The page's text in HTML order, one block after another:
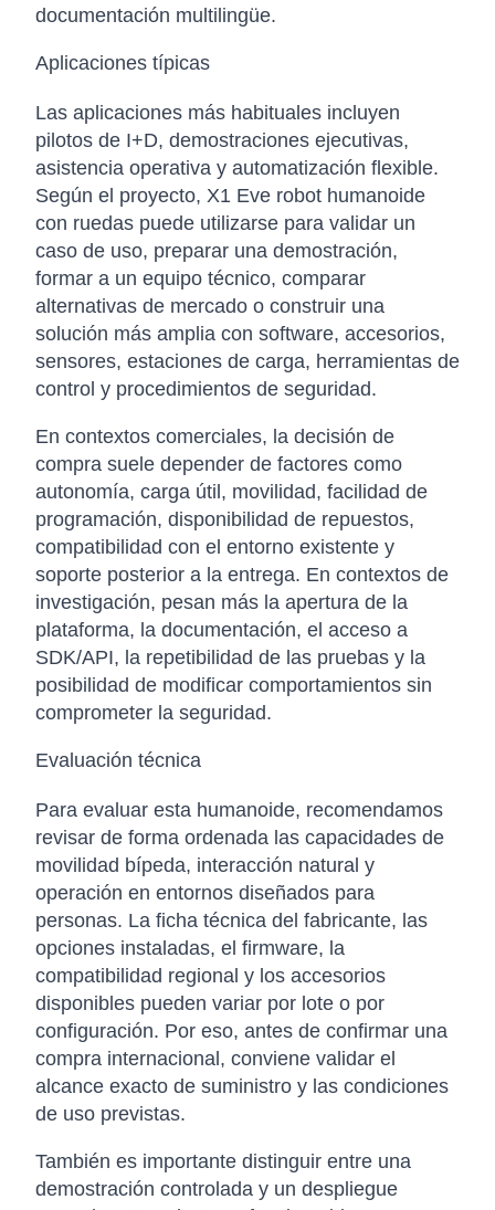
documentación multilingüe.
Aplicaciones típicas
Las aplicaciones más habituales incluyen
pilotos de I+D, demostraciones ejecutivas,
asistencia operativa y automatización flexible.
Según el proyecto, X1 Eve robot humanoide
con ruedas puede utilizarse para validar un
caso de uso, preparar una demostración,
formar a un equipo técnico, comparar
alternativas de mercado o construir una
solución más amplia con software, accesorios,
sensores, estaciones de carga, herramientas de
control y procedimientos de seguridad.
En contextos comerciales, la decisión de
compra suele depender de factores como
autonomía, carga útil, movilidad, facilidad de
programación, disponibilidad de repuestos,
compatibilidad con el entorno existente y
soporte posterior a la entrega. En contextos de
investigación, pesan más la apertura de la
plataforma, la documentación, el acceso a
SDK/API, la repetibilidad de las pruebas y la
posibilidad de modificar comportamientos sin
comprometer la seguridad.
Evaluación técnica
Para evaluar esta humanoide, recomendamos
revisar de forma ordenada las capacidades de
movilidad bípeda, interacción natural y
operación en entornos diseñados para
personas. La ficha técnica del fabricante, las
opciones instaladas, el firmware, la
compatibilidad regional y los accesorios
disponibles pueden variar por lote o por
configuración. Por eso, antes de confirmar una
compra internacional, conviene validar el
alcance exacto de suministro y las condiciones
de uso previstas.
También es importante distinguir entre una
demostración controlada y un despliegue